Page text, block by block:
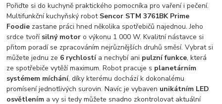
Pořiďte si do kuchyně praktického pomocníka pro vaření i pečení.
Multifunkční kuchyňský robot Sencor STM 3761BK Prime
Foodie zastane práci hned několika spotřebičů najednou. Jeho
srdce tvoří silný motor o výkonu 1 000 W. Kvalitní nástavce si
přitom poradí se zpracováním nejrůznějších druhů směsí. Vybrat si
můžete jednu ze 6 rychlostía nechybí ani pulzní funkce, která
ze spotřebiče vytěží maximum. Robot pracuje s planetárním
systémem míchání, díky kterému dochází k dokonalému
promísení jednotlivých surovin. Navíc je vybaven unikátním LED
osvětlením a vy si tedy můžete snadno zkontrolovat aktuální